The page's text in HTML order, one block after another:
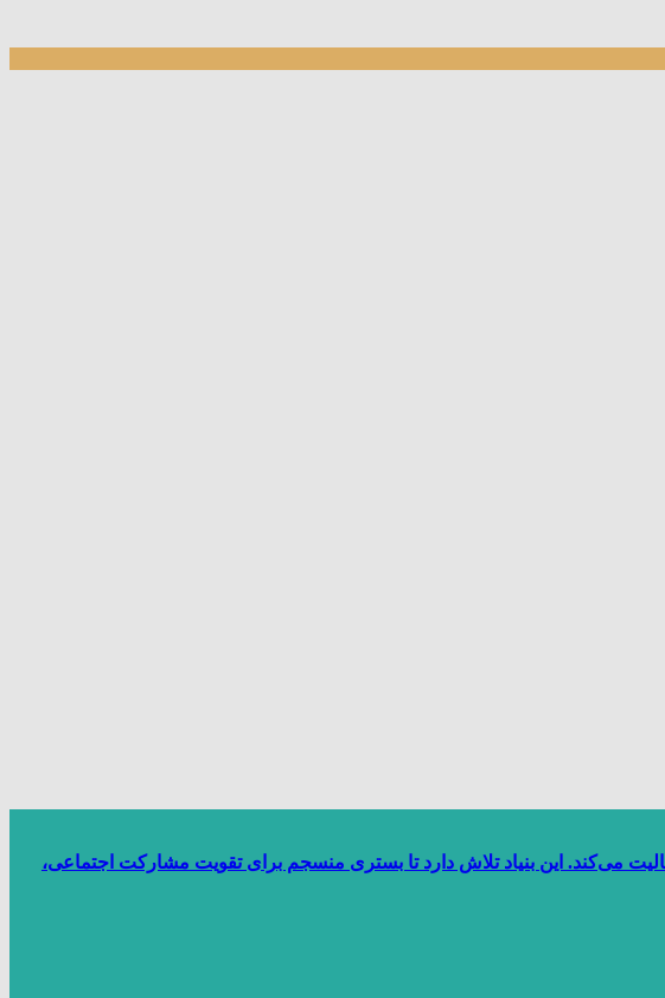
می‌کند. این بنیاد تلاش دارد تا بستری منسجم برای تقویت مشارکت اجتماعی،